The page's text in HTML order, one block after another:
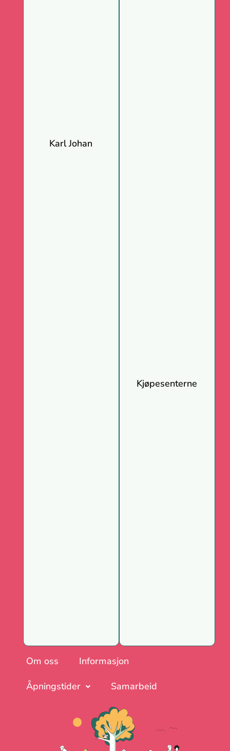
Karl Johan
Kjøpesenterne
Om oss Informasjon
Åpningstider Samarbeid